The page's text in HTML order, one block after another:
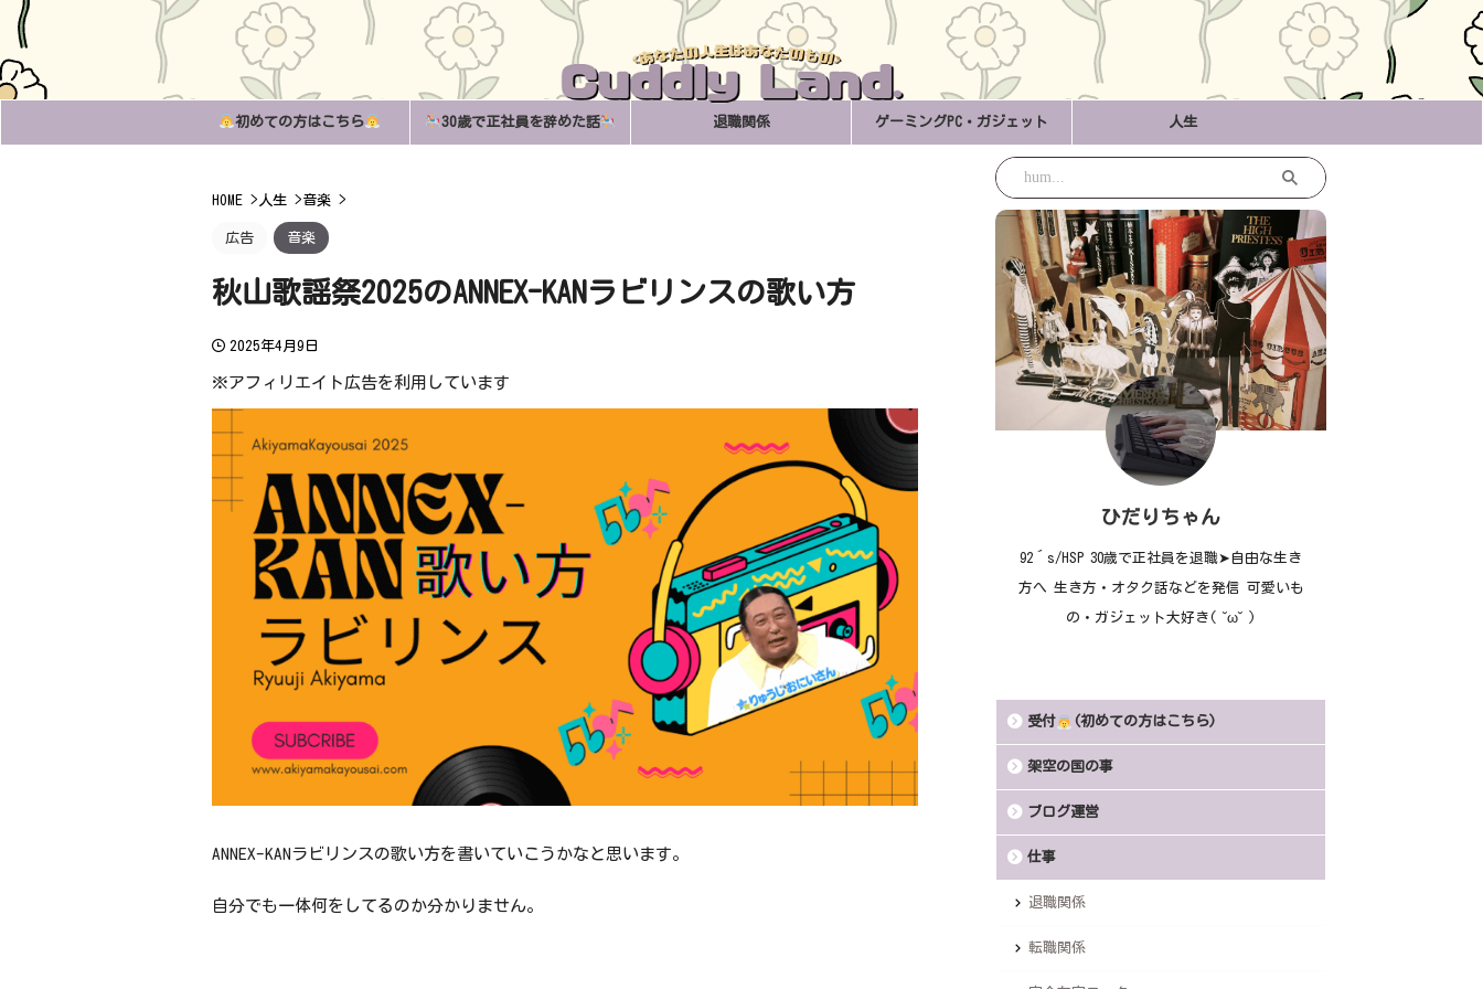
初めての方はこちら 30歳で正社員を辞めた話 退職関係 ゲーミングPC・ガジェット 人生
HOME > 人生 >音楽 >
広告 音楽
秋山歌謡祭2025のANNEX-KANラビリンスの歌い方
2025年4月9日
※アフィリエイト広告を利用しています
ANNEX-KANラビリンスの歌い方を書いていこうかなと思います。
自分でも一体何をしてるのか分かりません。
ひだりちゃん
92´s/HSP 30歳で正社員を退職➤自由な生き
方へ 生き方・オタク話などを発信 可愛いも
の・ガジェット大好き( ˘ω˘ )
受付 (初めての方はこちら)
架空の国の事
ブログ運営
仕事
退職関係
転職関係